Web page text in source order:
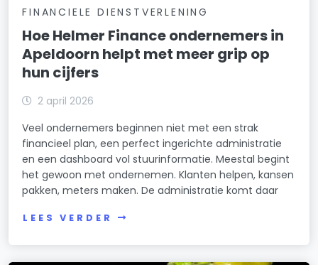
FINANCIELE DIENSTVERLENING
Hoe Helmer Finance ondernemers in
Apeldoorn helpt met meer grip op
hun cijfers
2 april 2026
Veel ondernemers beginnen niet met een strak
financieel plan, een perfect ingerichte administratie
en een dashboard vol stuurinformatie. Meestal begint
het gewoon met ondernemen. Klanten helpen, kansen
pakken, meters maken. De administratie komt daar
LEES VERDER